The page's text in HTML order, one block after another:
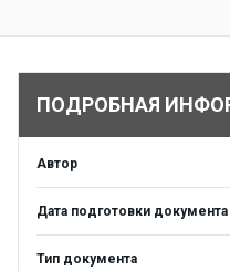
ПОДРОБНАЯ
Автор
Дата подготовки документа
Тип документа